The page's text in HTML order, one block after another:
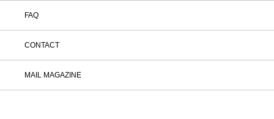
FAQ
CONTACT
MAIL MAGAZINE